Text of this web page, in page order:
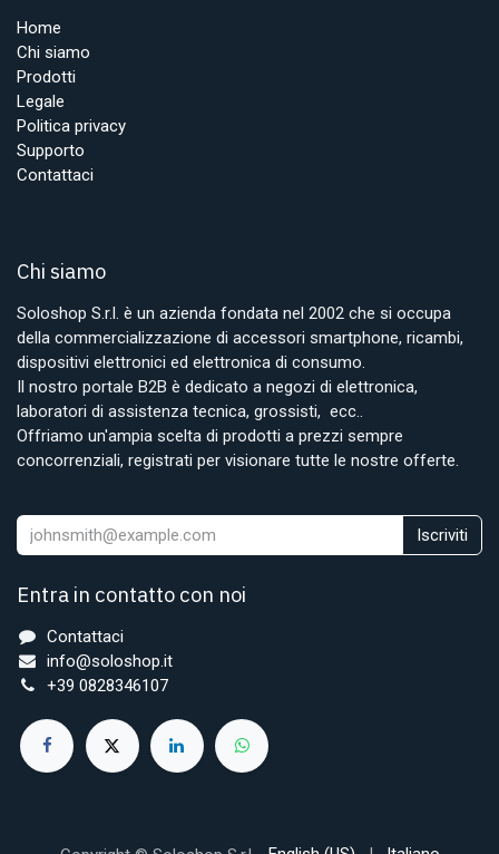
Home
Chi siamo
Prodotti
Legale
Politica privacy
Supporto
Contattaci
Chi siamo
Soloshop S.r.l. è un azienda fondata nel 2002 che si occupa
della commercializzazione di accessori smartphone, ricambi,
dispositivi elettronici ed elettronica di consumo.
Il nostro portale B2B è dedicato a negozi di elettronica,
laboratori di assistenza tecnica, grossisti, ecc..
Offriamo un'ampia scelta di prodotti a prezzi sempre
concorrenziali, registrati per visionare tutte le nostre offerte.
Iscriviti
Entra in contatto con noi
Contattaci
info@soloshop.it
+39 0828346107